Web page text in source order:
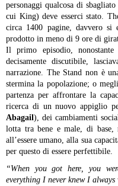
personaggi qualcosa di
cui King) deve esserci stato.
circa 1400 pagine, davvero si
prodotto in meno di 9 ore di
Il primo episodio,
decisamente discutibile,
narrazione. The Stand non è
stermina la popolazione; o
partenza per affrontare la
ricerca di un nuovo appiglio
Abagail), dei cambiamenti
lotta tra bene e male, di
all’essere umano, alla sua
per questo di essere perfettibile.
“When you got here, you
everything I never knew I